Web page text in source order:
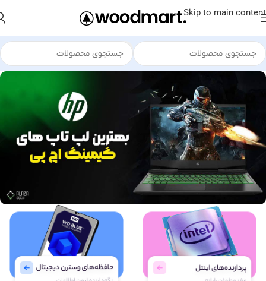
Skip to main content